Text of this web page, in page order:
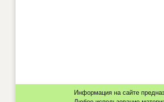
Информация на сайте